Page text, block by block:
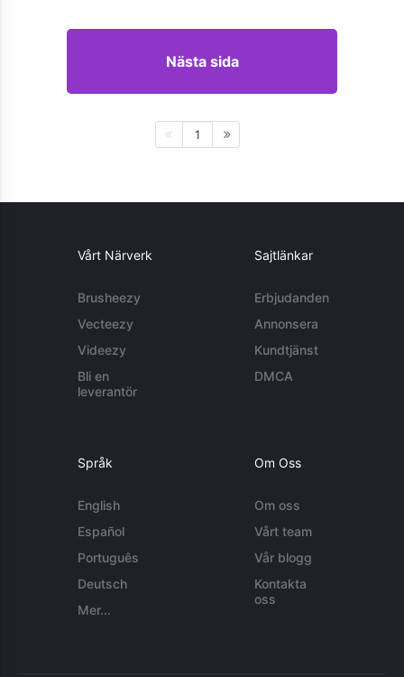
Nästa sida
1
Vårt Närverk
Brusheezy
Vecteezy
Videezy
Bli en
leverantör
Sajtlänkar
Erbjudanden
Annonsera
Kundtjänst
DMCA
Språk
English
Español
Português
Deutsch
Mer...
Om Oss
Om oss
Vårt team
Vår blogg
Kontakta
oss